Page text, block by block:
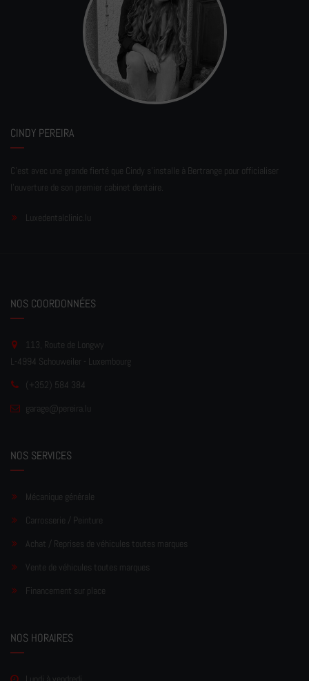
CINDY PEREIRA
C'est avec une grande fierté que Cindy s'installe à Bertrange pour officialiser
l'ouverture de son premier cabinet dentaire.
Luxedentalclinic.lu
NOS COORDONNÉES
113, Route de Longwy
L-4994 Schouweiler - Luxembourg
(+352) 584 384
garage@pereira.lu
NOS SERVICES
Mécanique générale
Carrosserie / Peinture
Achat / Reprises de véhicules toutes marques
Vente de véhicules toutes marques
Financement sur place
NOS HORAIRES